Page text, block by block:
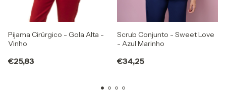
Pijama Cirúrgico - Gola Alta -
Vinho
€25,83
Scrub Conjunto - Sweet Love
- Azul Marinho
€34,25